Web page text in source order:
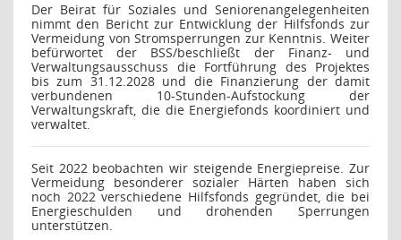
Der Beirat für Soziales und Seniorenangelegenheiten
nimmt den Bericht zur Entwicklung der Hilfsfonds zur
Vermeidung von Stromsperrungen zur Kenntnis. Weiter
befürwortet der BSS/beschließt der Finanz- und
Verwaltungsausschuss die Fortführung des Projektes
bis zum 31.12.2028 und die Finanzierung der damit
verbundenen 10-Stunden-Aufstockung der
Verwaltungskraft, die die Energiefonds koordiniert und
verwaltet.
Seit 2022 beobachten wir steigende Energiepreise. Zur
Vermeidung besonderer sozialer Härten haben sich
noch 2022 verschiedene Hilfsfonds gegründet, die bei
Energieschulden und drohenden Sperrungen
unterstützen.